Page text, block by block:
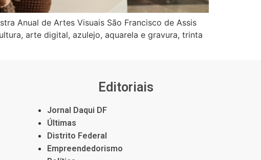
Anual de Artes Visuais São Francisco de Assis
arte digital, azulejo, aquarela e gravura, trinta
Editoriais
Jornal Daqui DF
Últimas
Distrito Federal
Empreendedorismo